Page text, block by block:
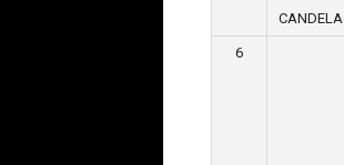
CANDELA
6